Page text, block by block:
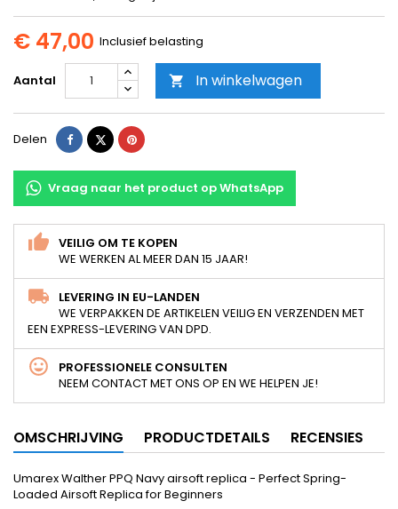
€ 47,00 Inclusief belasting
Aantal  In winkelwagen
Delen DelenTweetPinterest
Vraag naar het product op WhatsApp
VEILIG OM TE KOPEN
WE WERKEN AL MEER DAN 15 JAAR!
LEVERING IN EU-LANDEN
WE VERPAKKEN DE ARTIKELEN VEILIG EN VERZENDEN MET
EEN EXPRESS-LEVERING VAN DPD.
PROFESSIONELE CONSULTEN
NEEM CONTACT MET ONS OP EN WE HELPEN JE!
OMSCHRIJVING PRODUCTDETAILS RECENSIES
Umarex Walther PPQ Navy airsoft replica - Perfect Spring-
Loaded Airsoft Replica for Beginners